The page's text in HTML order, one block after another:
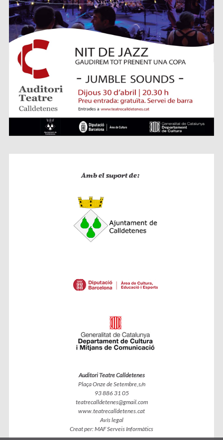
Amb el suport de:
Auditori Teatre Calldetenes
Plaça Onze de Setembre,s/n
93 886 31 05
teatrecalldetenes@gmail.com
www.teatrecalldetenes.cat
Avís legal
Creat per:MAF Serveis Informàtics